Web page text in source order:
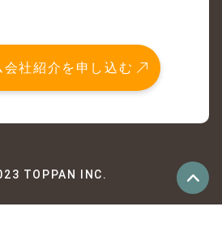
会社紹介を申し込む
TOPPAN INC.